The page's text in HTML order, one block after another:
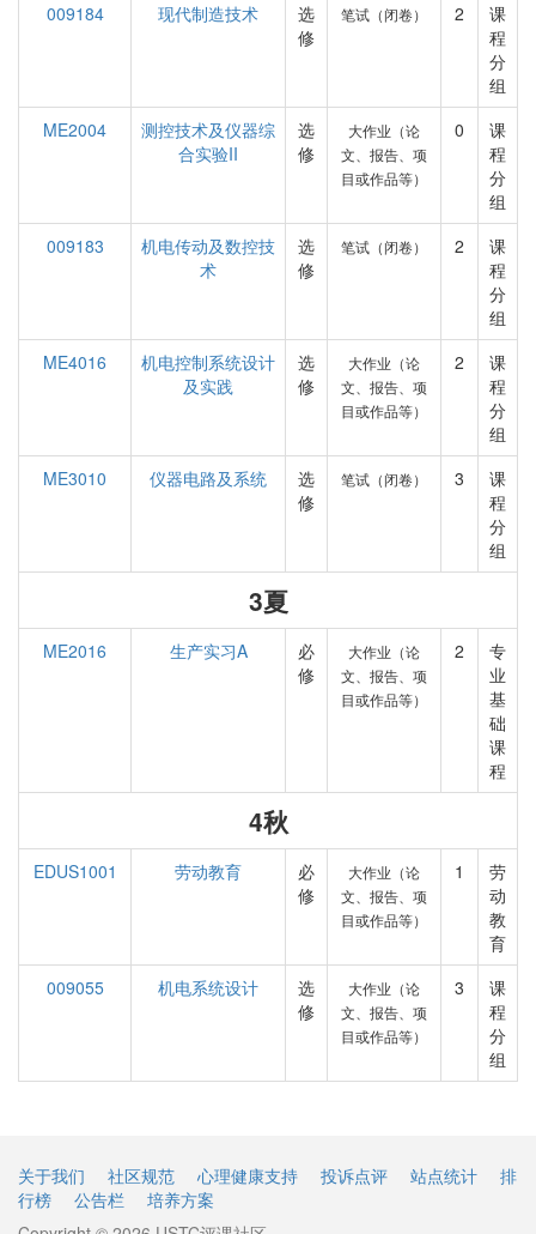
009184
现代制造技术
选
修
笔试（闭卷） 2
课
程
分
组
ME2004
测控技术及仪器综
合实验II
选
修
大作业（论
文、报告、项
目或作品等）
0
课
程
分
组
009183
机电传动及数控技
术
选
修
笔试（闭卷） 2
课
程
分
组
ME4016
机电控制系统设计
及实践
选
修
大作业（论
文、报告、项
目或作品等）
2
课
程
分
组
ME3010
仪器电路及系统
选
修
笔试（闭卷） 3
课
程
分
组
3夏
ME2016 生产实习A
必
修
大作业（论
文、报告、项
目或作品等）
2
专
业
基
础
课
程
4秋
EDUS1001 劳动教育
必
修
大作业（论
文、报告、项
目或作品等）
1
劳
动
教
育
009055
机电系统设计
选
修
大作业（论
文、报告、项
目或作品等）
3
课
程
分
组
关于我们 社区规范 心理健康支持 投诉点评 站点统计
排
行榜
公告栏
培养方案